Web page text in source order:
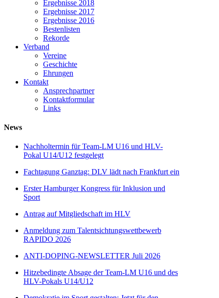
Ergebnisse 2018
Ergebnisse 2017
Ergebnisse 2016
Bestenlisten
Rekorde
Verband
Vereine
Geschichte
Ehrungen
Kontakt
Ansprechpartner
Kontaktformular
Links
News
Nachholtermin für Team-LM U16 und HLV-
Pokal U14/U12 festgelegt
Fachtagung Ganztag: DLV lädt nach Frankfurt ein
Erster Hamburger Kongress für Inklusion und
Sport
Antrag auf Mitgliedschaft im HLV
Anmeldung zum Talentsichtungswettbewerb
RAPIDO 2026
ANTI-DOPING-NEWSLETTER Juli 2026
Hitzebedingte Absage der Team-LM U16 und des
HLV-Pokals U14/U12